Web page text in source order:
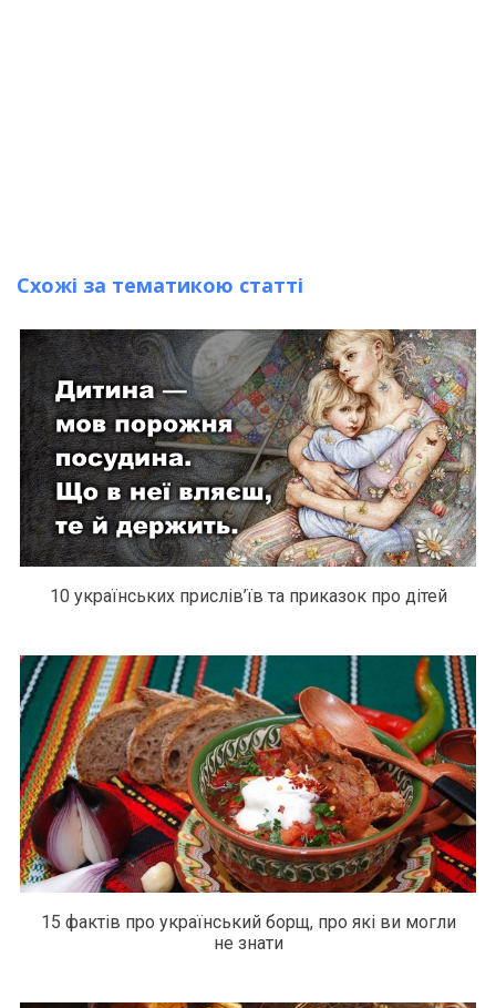
Схожі за тематикою статті
10 українських прислів’їв та приказок про дітей
15 фактів про український борщ, про які ви могли
не знати